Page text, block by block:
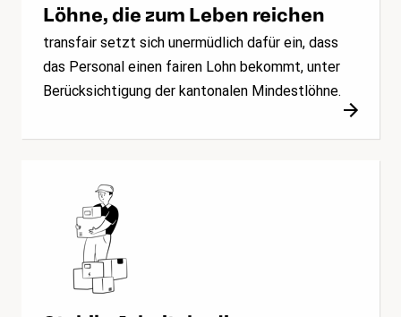
Löhne, die zum Leben reichen
transfair setzt sich unermüdlich dafür ein, dass
das Personal einen fairen Lohn bekommt, unter
Berücksichtigung der kantonalen Mindestlöhne.